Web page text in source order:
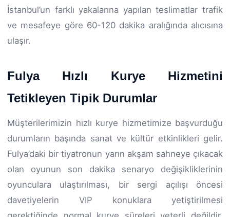
İstanbul’un farklı yakalarına yapılan teslimatlar trafik
ve mesafeye göre 60-120 dakika aralığında alıcısına
ulaşır.
Fulya Hızlı Kurye Hizmetini
Tetikleyen Tipik Durumlar
Müşterilerimizin hızlı kurye hizmetimize başvurduğu
durumların başında sanat ve kültür etkinlikleri gelir.
Fulya’daki bir tiyatronun yarın akşam sahneye çıkacak
olan oyunun son dakika senaryo değişikliklerinin
oyunculara ulaştırılması, bir sergi açılışı öncesi
davetiyelerin VIP konuklara yetiştirilmesi